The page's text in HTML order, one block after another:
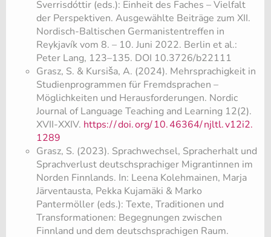
Sverrisdóttir (eds.): Einheit des Faches – Vielfalt
der Perspektiven. Ausgewählte Beiträge zum XII.
Nordisch-Baltischen Germanistentreffen in
Reykjavík vom 8. – 10. Juni 2022. Berlin et al.:
Peter Lang, 123–135. DOI 10.3726/b22111
Grasz, S. & Kursiša, A. (2024). Mehrsprachigkeit in
Studienprogrammen für Fremdsprachen –
Möglichkeiten und Herausforderungen. Nordic
Journal of Language Teaching and Learning 12(2).
XVII-XXIV. https://doi.org/10.46364/njltl.v12i2.
1289
Grasz, S. (2023). Sprachwechsel, Spracherhalt und
Sprachverlust deutschsprachiger Migrantinnen im
Norden Finnlands. In: Leena Kolehmainen, Marja
Järventausta, Pekka Kujamäki & Marko
Pantermöller (eds.): Texte, Traditionen und
Transformationen: Begegnungen zwischen
Finnland und dem deutschsprachigen Raum.